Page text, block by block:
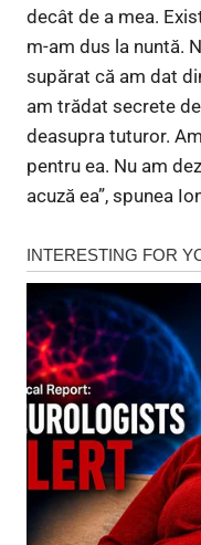
decât de a mea.
m-am dus la nuntă.
supărat că am dat
am trădat secrete
deasupra tuturor.
pentru ea. Nu am
acuză ea”, spunea